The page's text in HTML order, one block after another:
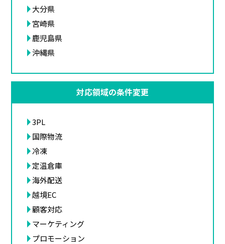
大分県
宮崎県
鹿児島県
沖縄県
対応領域の条件変更
3PL
国際物流
冷凍
定温倉庫
海外配送
越境EC
顧客対応
マーケティング
プロモーション